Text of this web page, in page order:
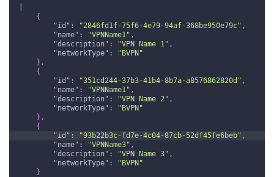
{
"id" : "2846fd1f-75f6-4e79-94af-368be950e79c" ,
"name" : "VPNName1" ,
"description" : "VPN Name 1" ,
"networkType" :
"BVPN"
} ,
{
"id" : "351cd244-37b3-41b4-8b7a-a8576862820d" ,
"name" : "VPNName1" ,
"description" : "VPN Name 2" ,
"networkType" :
"BVPN"
} ,
{
"id" : "93b22b3c-fd7e-4c04-87cb-52df45fe6beb" ,
"name" : "VPNName3" ,
"description" : "VPN Name 3" ,
"networkType" :
"BVPN"
}